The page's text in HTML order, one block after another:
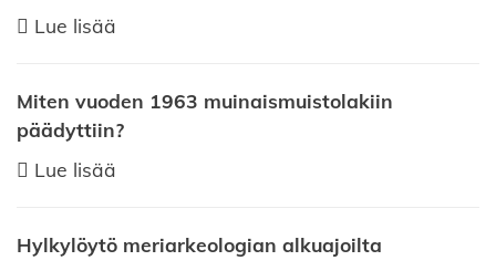
Lue lisää
Miten vuoden 1963 muinaismuistolakiin
päädyttiin?
Lue lisää
Hylkylöytö meriarkeologian alkuajoilta